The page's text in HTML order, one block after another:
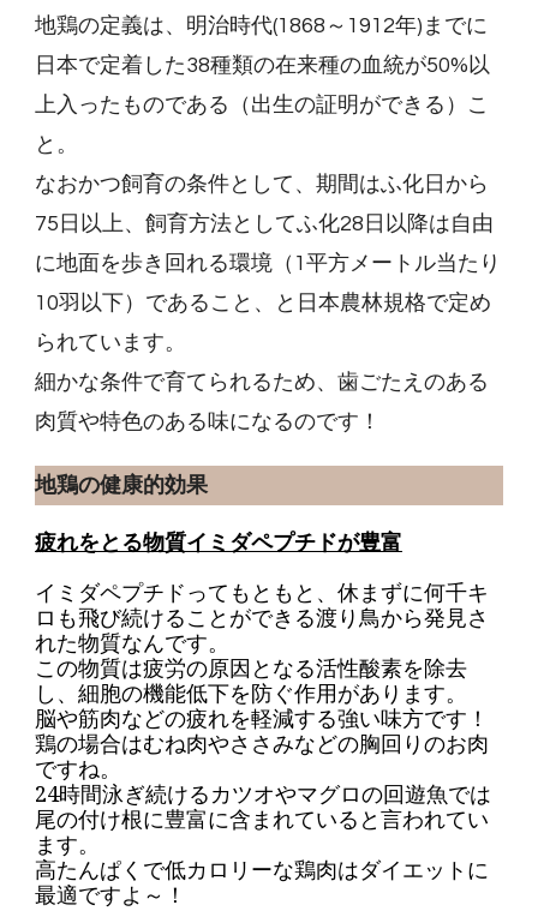
地鶏の定義は、明治時代(1868～1912年)までに
日本で定着した38種類の在来種の血統が50%以
上入ったものである（出生の証明ができる）こ
と。
なおかつ飼育の条件として、期間はふ化日から
75日以上、飼育方法としてふ化28日以降は自由
に地面を歩き回れる環境（1平方メートル当たり
10羽以下）であること、と日本農林規格で定め
られています。
細かな条件で育てられるため、歯ごたえのある
肉質や特色のある味になるのです！
地鶏の健康的効果
疲れをとる物質イミダペプチドが豊富
イミダペプチドってもともと、休まずに何千キ
ロも飛び続けることができる渡り鳥から発見さ
れた物質なんです。
この物質は疲労の原因となる活性酸素を除去
し、細胞の機能低下を防ぐ作用があります。
脳や筋肉などの疲れを軽減する強い味方です！
鶏の場合はむね肉やささみなどの胸回りのお肉
ですね。
24時間泳ぎ続けるカツオやマグロの回遊魚では
尾の付け根に豊富に含まれていると言われてい
ます。
高たんぱくで低カロリーな鶏肉はダイエットに
最適ですよ～！